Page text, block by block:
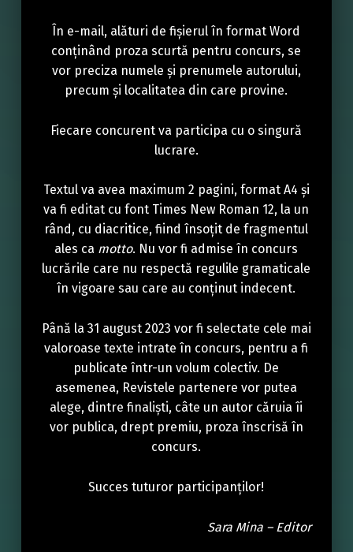
În e-mail, alături de fișierul în format Word
conținând proza scurtă pentru concurs, se
vor preciza numele și prenumele autorului,
precum și localitatea din care provine.
Fiecare concurent va participa cu o singură
lucrare.
Textul va avea maximum 2 pagini, format A4 și
va fi editat cu font Times New Roman 12, la un
rând, cu diacritice, fiind însoțit de fragmentul
ales ca motto. Nu vor fi admise în concurs
lucrările care nu respectă regulile gramaticale
în vigoare sau care au conținut indecent.
Până la 31 august 2023 vor fi selectate cele mai
valoroase texte intrate în concurs, pentru a fi
publicate într-un volum colectiv. De
asemenea, Revistele partenere vor putea
alege, dintre finaliști, câte un autor căruia îi
vor publica, drept premiu, proza înscrisă în
concurs.
Succes tuturor participanților!
Sara Mina – Editor